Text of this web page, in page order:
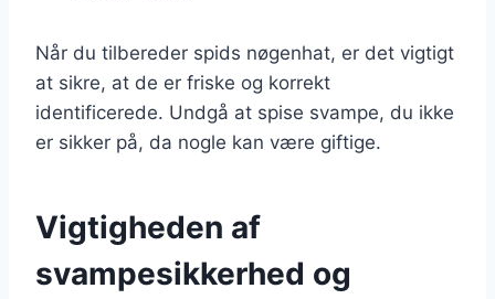
Når du tilbereder spids nøgenhat, er det vigtigt
at sikre, at de er friske og korrekt
identificerede. Undgå at spise svampe, du ikke
er sikker på, da nogle kan være giftige.
Vigtigheden af
svampesikkerhed og